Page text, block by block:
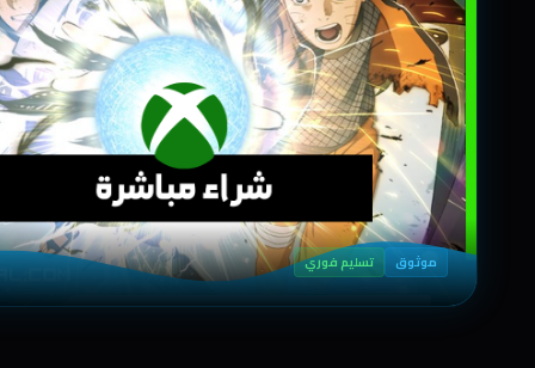
موثوق تسليم فوري